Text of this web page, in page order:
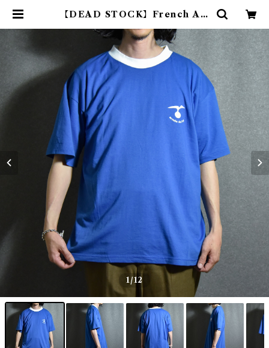
【DEAD STOCK】French Air
軍 リンガー Tシャツ | mark & co
llars (マークアンドカラーズ)
1/12